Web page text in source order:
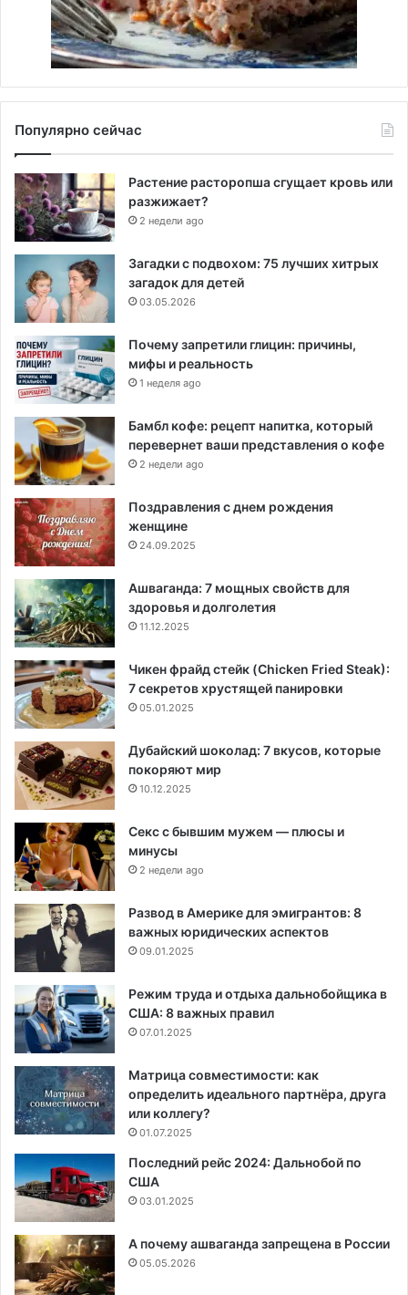
Популярно сейчас
Растение расторопша сгущает кровь или
разжижает?
2 недели ago
Загадки с подвохом: 75 лучших хитрых
загадок для детей
03.05.2026
Почему запретили глицин: причины,
мифы и реальность
1 неделя ago
Бамбл кофе: рецепт напитка, который
перевернет ваши представления о кофе
2 недели ago
Поздравления с днем рождения
женщине
24.09.2025
Ашваганда: 7 мощных свойств для
здоровья и долголетия
11.12.2025
Чикен фрайд стейк (Chicken Fried Steak):
7 секретов хрустящей панировки
05.01.2025
Дубайский шоколад: 7 вкусов, которые
покоряют мир
10.12.2025
Секс с бывшим мужем — плюсы и
минусы
2 недели ago
Развод в Америке для эмигрантов: 8
важных юридических аспектов
09.01.2025
Режим труда и отдыха дальнобойщика в
США: 8 важных правил
07.01.2025
Матрица совместимости: как
определить идеального партнёра, друга
или коллегу?
01.07.2025
Последний рейс 2024: Дальнобой по
США
03.01.2025
А почему ашваганда запрещена в России
05.05.2026